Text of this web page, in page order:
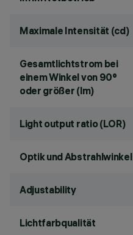
Maximale Intensität (cd)
Gesamtlichtstrom bei
einem Winkel von 90°
oder größer (lm)
Light output ratio (LOR)
Optik und Abstrahlwinkel
Adjustability
Lichtfarbqualität